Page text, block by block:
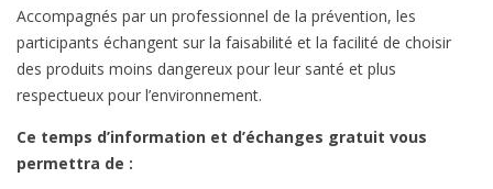
Accompagnés par un professionnel de la prévention, les
participants échangent sur la faisabilité et la facilité de choisir
des produits moins dangereux pour leur santé et plus
respectueux pour l’environnement.
Ce temps d’information et d’échanges gratuit vous
permettra de :